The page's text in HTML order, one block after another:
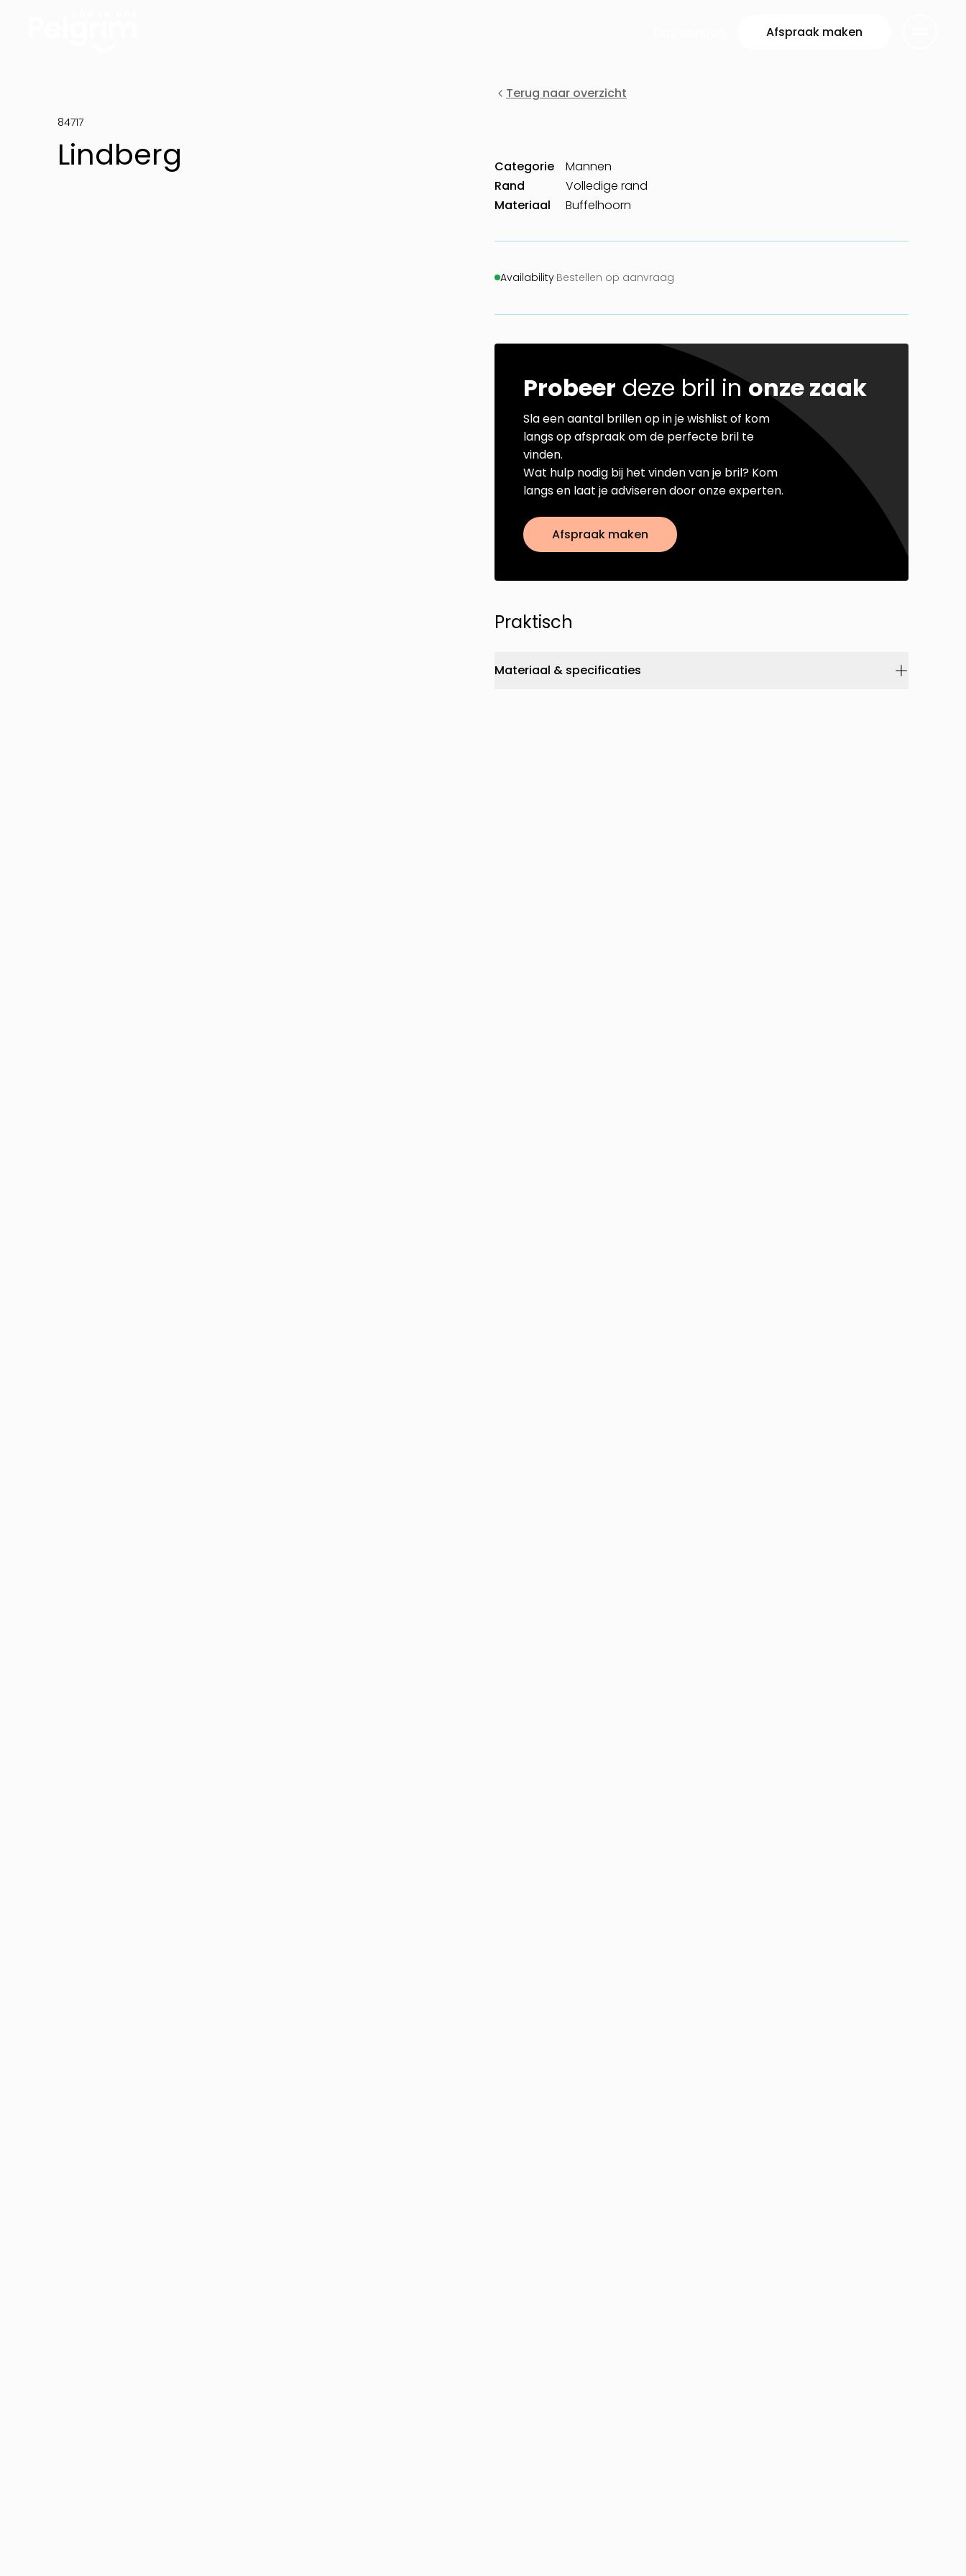
Afspraak maken
84717
Lindberg
Terug naar overzicht
Categorie
Mannen
Rand
Volledige rand
Materiaal
Buffelhoorn
Availability·Bestellen op aanvraag
Probeer deze bril inonze zaak
Sla een aantal brillen op in je wishlist of kom
langs op afspraak om de perfecte bril te
vinden.
Wat hulp nodig bij het vinden van je bril? Kom
langs en laat je adviseren door onze experten.
Afspraak maken
Praktisch
Materiaal & specificaties